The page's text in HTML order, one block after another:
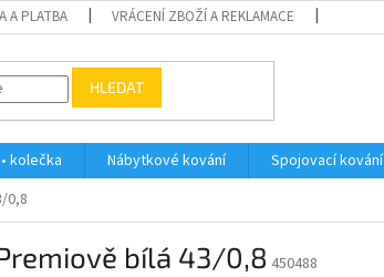
A PLATBA VRÁCENÍ ZBOŽÍ A REKLAMACE
HLEDAT
kolečka Nábytkové kování Spojovací kování
0,8
bílá 43/0,8 450488